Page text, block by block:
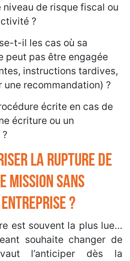
de risque fiscal ou
?
t-il les cas où sa
peut pas être engagée
instructions tardives,
une recommandation) ?
écrite en cas de
écriture ou un
la rupture de
sans
?
est souvent la plus lue…
souhaite changer de
l’anticiper dès la